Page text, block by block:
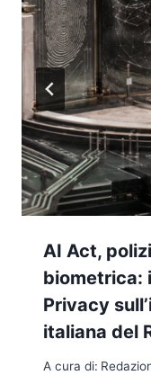
AI Act,
biometrica:
Privacy
italiana del
A cura di: